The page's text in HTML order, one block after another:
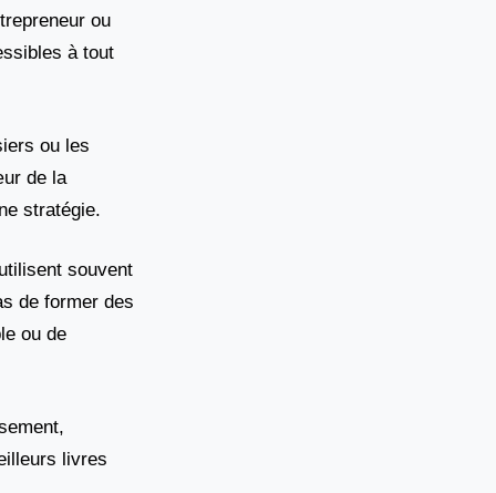
ou
à tout
ou les
de la
stratégie.
souvent
de former des
ou de
livres